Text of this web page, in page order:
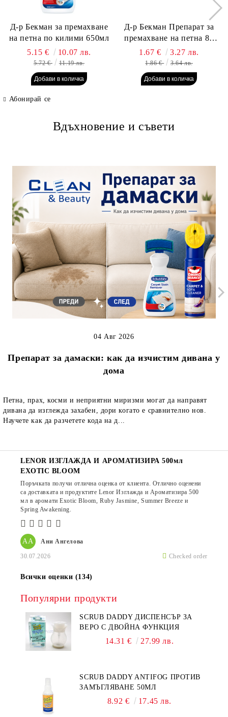
Д-р Бекман за премахване
на петна по килими 650мл
5.15 €
10.07 лв.
5.72 € 11.19 лв.
Д-р Бекман Препарат за
премахване на петна 80
гр. Пауч
1.67 € 3.27 лв.
1.86 € 3.64 лв.
Абонирай се
Вдъхновение и съвети
Препарат за дамаски: как да изчистим дивана у
дома
04 Авг 2026
Петна, прах, косми и неприятни миризми могат да направят
дивана да изглежда захабен, дори когато е сравнително нов.
Научете как да разчетете кода на д...
АА Ани Ангелова
30.07.2026 Checked order
LENOR ИЗГЛАЖДА И АРОМАТИЗИРА 500мл
EXOTIC BLOOM
Поръчката получи отлична оценка от клиента. Отлично оценени
са доставката и продуктите Lenor Изглажда и Ароматизира 500
мл в аромати Exotic Bloom, Ruby Jasmine, Summer Breeze и
Spring Awakening.
Всички оценки (134)
Популярни продукти
SCRUB DADDY ДИСПЕНСЪР ЗА
ВЕРО С ДВОЙНА ФУНКЦИЯ
14.31 € 27.99 лв.
SCRUB DADDY ANTIFOG ПРОТИВ
ЗАМЪГЛЯВАНЕ 50МЛ
8.92 € 17.45 лв.